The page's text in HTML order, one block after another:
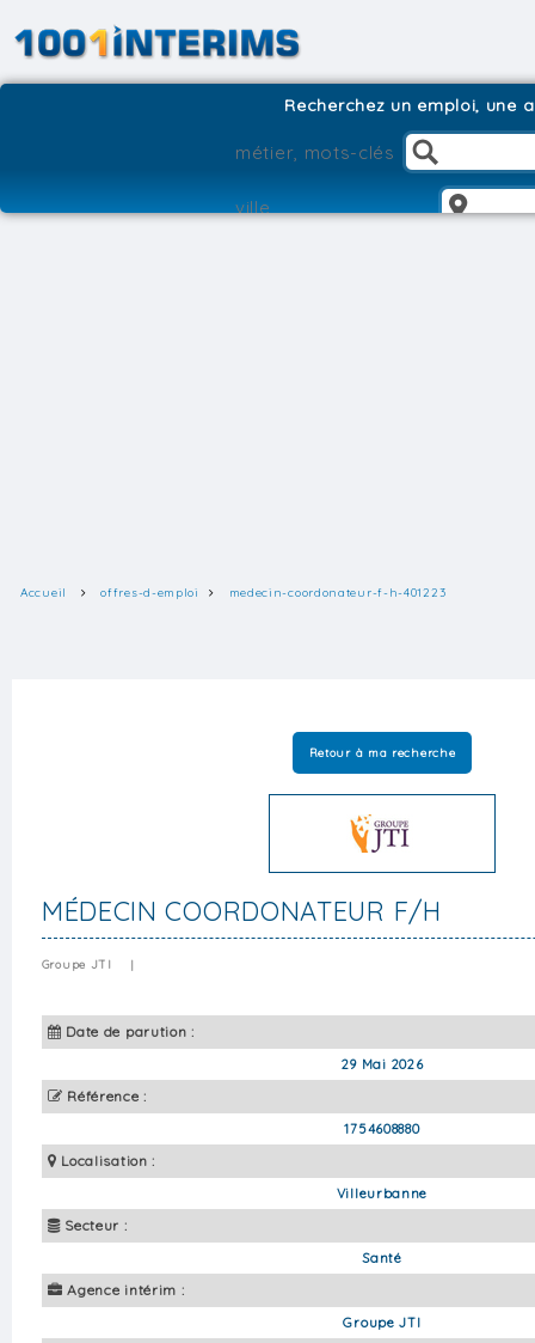
Recherchez un emploi, une
Accueil offres-d-emploi medecin-coordonateur-f-h-401223
Retour à ma recherche
MÉDECIN COORDONATEUR F/H
Groupe JTI |
Date de parution :
29 Mai 2026
Référence :
1754608880
Localisation :
Villeurbanne
Secteur :
Santé
Agence intérim :
Groupe JTI